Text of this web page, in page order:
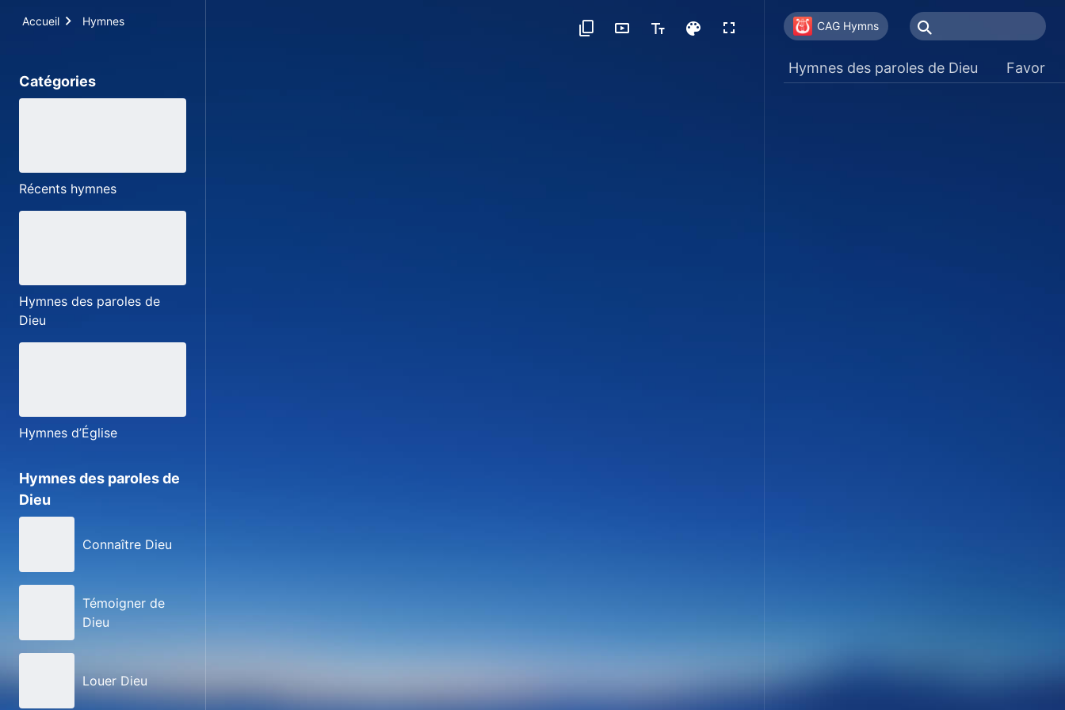
Accueil Hymnes
Catégories
Récents hymnes
Hymnes des paroles de
Dieu
Hymnes d’Église
Hymnes des paroles de
Dieu
Connaître Dieu
Témoigner de
Dieu
Louer Dieu
CAG Hymns
Hymnes des paroles de Dieu Favoris